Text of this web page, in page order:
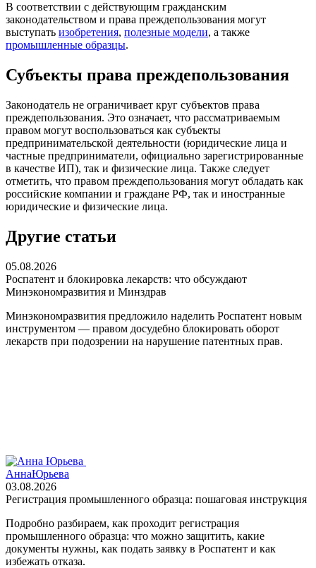
В соответствии с действующим гражданским
законодательством и права преждепользования могут
выступать изобретения, полезные модели, а также
промышленные образцы.
Субъекты права преждепользования
Законодатель не ограничивает круг субъектов права
преждепользования. Это означает, что рассматриваемым
правом могут воспользоваться как субъекты
предпринимательской деятельности (юридические лица и
частные предприниматели, официально зарегистрированные
в качестве ИП), так и физические лица. Также следует
отметить, что правом преждепользования могут обладать как
российские компании и граждане РФ, так и иностранные
юридические и физические лица.
Другие статьи
05.08.2026
Роспатент и блокировка лекарств: что обсуждают
Минэкономразвития и Минздрав
Минэкономразвития предложило наделить Роспатент новым
инструментом — правом досудебно блокировать оборот
лекарств при подозрении на нарушение патентных прав.
АннаЮрьева
03.08.2026
Регистрация промышленного образца: пошаговая инструкция
Подробно разбираем, как проходит регистрация
промышленного образца: что можно защитить, какие
документы нужны, как подать заявку в Роспатент и как
избежать отказа.